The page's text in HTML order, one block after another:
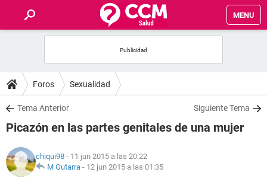
MENU
FOROS
SALUD
NUTRICIÓN
Foros Sexualidad
Tema Anterior Siguiente Tema
Picazón en las partes genitales de una mujer
chiqui98 - 11 jun 2015 a las 20:22
M Gutarra - 12 jun 2015 a las 01:35